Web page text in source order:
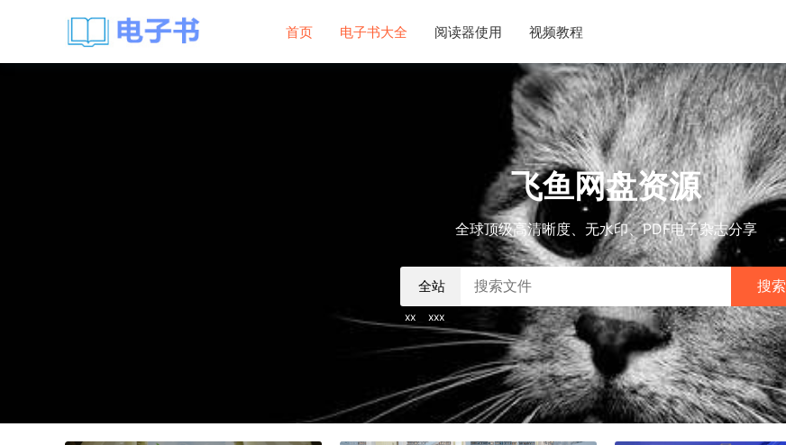
首页 电子书大全 阅读器使用 视频教程
飞鱼网盘资源
全球顶级高清晰度、无水印、PDF电子杂志分享
搜索
xx xxx